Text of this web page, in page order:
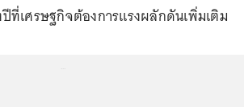
ที่เศรษฐกิจต้องการแรงผลักดันเพิ่มเติม